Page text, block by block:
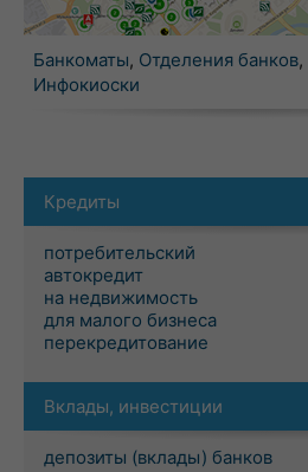
Банкоматы, Отделения банков,
Инфокиоски
Кредиты
потребительский
автокредит
на недвижимость
для малого бизнеса
перекредитование
Вклады, инвестиции
депозиты (вклады) банков